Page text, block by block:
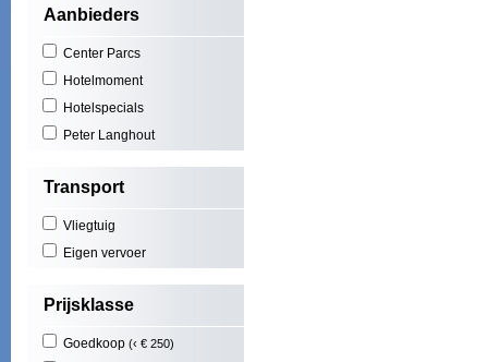
Aanbieders
Center Parcs
Hotelmoment
Hotelspecials
Peter Langhout
Transport
Vliegtuig
Eigen vervoer
Prijsklasse
Goedkoop (‹ € 250)